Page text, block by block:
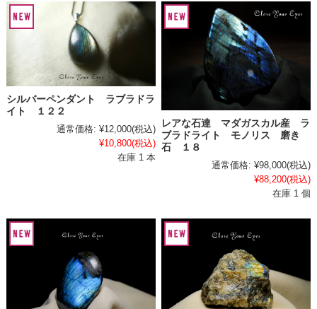
シルバーペンダント ラブラドラ
イト １２２
通常価格: ¥12,000(税込)
¥10,800(税込)
在庫 1 本
レアな石達 マダガスカル産 ラ
ブラドライト モノリス 磨き
石 １８
通常価格: ¥98,000(税込)
¥88,200(税込)
在庫 1 個